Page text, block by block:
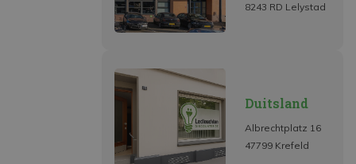
8243 RD Lelystad
Duitsland
Albrechtplatz 16
47799 Krefeld